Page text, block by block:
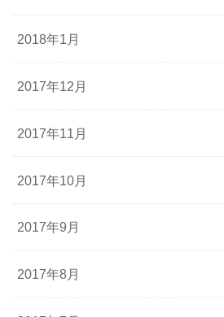
2018年1月
2017年12月
2017年11月
2017年10月
2017年9月
2017年8月